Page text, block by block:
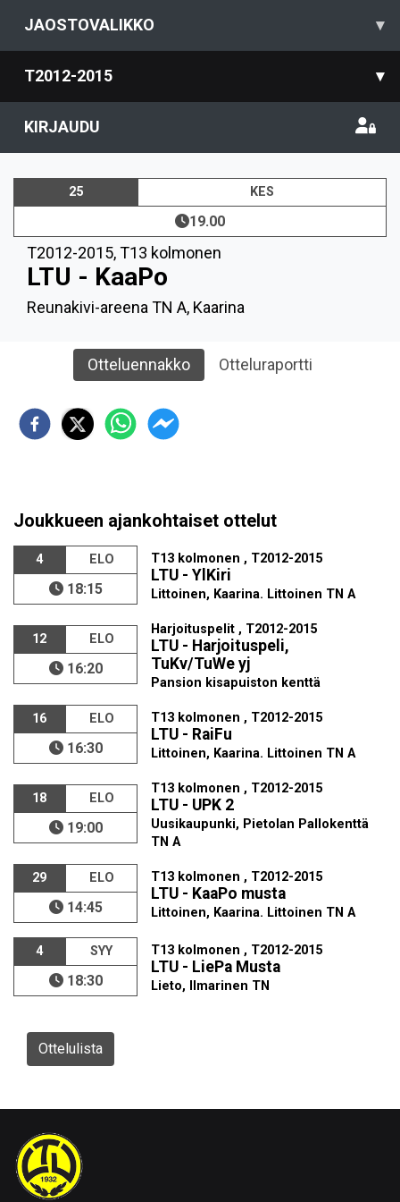
JAOSTOVALIKKO ▾
T2012-2015 ▾
KIRJAUDU
25 KES
19.00
T2012-2015,T13 kolmonen
LTU - KaaPo
Reunakivi-areena TN A, Kaarina
Otteluennakko Otteluraportti
Joukkueen ajankohtaiset ottelut
4 ELO
18:15
T13 kolmonen , T2012-2015
LTU - YlKiri
Littoinen, Kaarina. Littoinen TN A
12 ELO
16:20
Harjoituspelit , T2012-2015
LTU - Harjoituspeli,
TuKv/TuWe yj
Pansion kisapuiston kenttä
16 ELO
16:30
T13 kolmonen , T2012-2015
LTU - RaiFu
Littoinen, Kaarina. Littoinen TN A
18 ELO
19:00
T13 kolmonen , T2012-2015
LTU - UPK 2
Uusikaupunki, Pietolan Pallokenttä
TN A
29 ELO
14:45
T13 kolmonen , T2012-2015
LTU - KaaPo musta
Littoinen, Kaarina. Littoinen TN A
4 SYY
18:30
T13 kolmonen , T2012-2015
LTU - LiePa Musta
Lieto, Ilmarinen TN
Ottelulista